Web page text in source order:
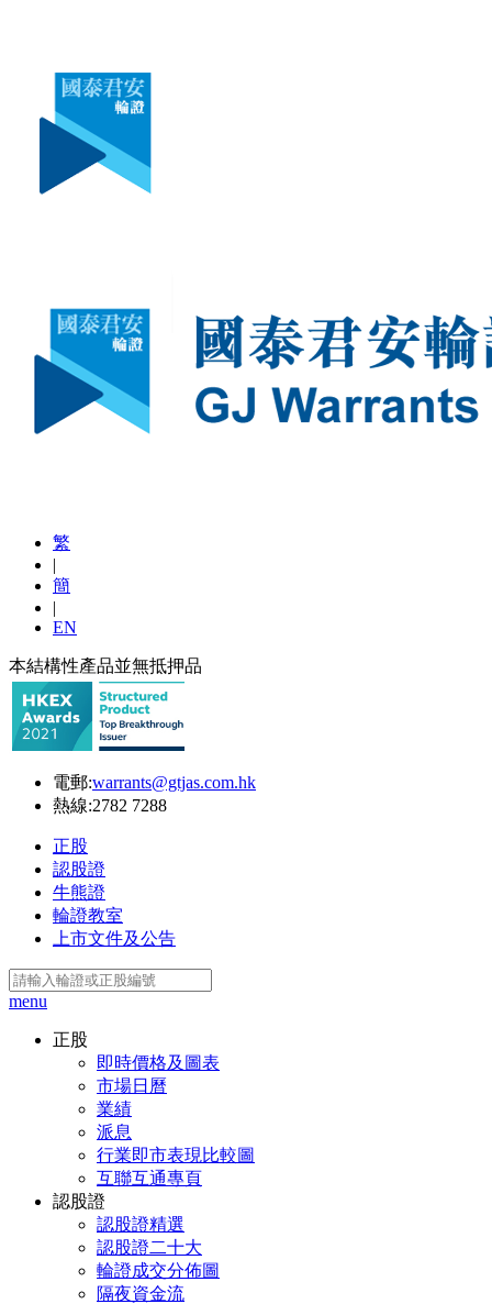
繁
|
簡
|
EN
本結構性產品並無抵押品
電郵:warrants@gtjas.com.hk
熱線:2782 7288
正股
認股證
牛熊證
輪證教室
上市文件及公告
menu
正股
即時價格及圖表
市場日曆
業績
派息
行業即市表現比較圖
互聯互通專頁
認股證
認股證精選
認股證二十大
輪證成交分佈圖
隔夜資金流